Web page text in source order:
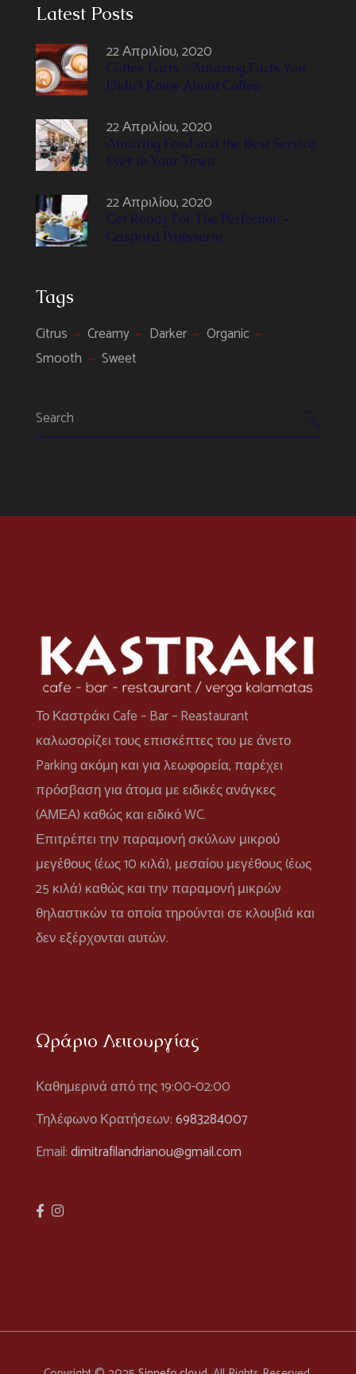
Latest Posts
22 Απριλίου, 2020
Coffee Facts – Amazing Facts You
Didn’t Know About Coffee
22 Απριλίου, 2020
Amazing Food and the Best Service
Ever in Your Town
22 Απριλίου, 2020
Get Ready For The Perfection –
Gaspard Patisserie
Tags
Citrus Creamy Darker
Organic
Smooth
Sweet
Το Καστράκι Cafe – Bar – Reastaurant
καλωσορίζει τους επισκέπτες του με άνετο
Parking ακόμη και για λεωφορεία, παρέχει
πρόσβαση για άτομα με ειδικές ανάγκες
(ΑΜΕΑ) καθώς και ειδικό WC.
Επιτρέπει την παραμονή σκύλων μικρού
μεγέθους (έως 10 κιλά), μεσαίου μεγέθους (έως
25 κιλά) καθώς και την παραμονή μικρών
θηλαστικών τα οποία τηρούνται σε κλουβιά και
δεν εξέρχονται αυτών.
Ωράριο Λειτουργίας
Καθημερινά από της 19:00-02:00
Τηλέφωνο Κρατήσεων:6983284007
Email:dimitrafilandrianou@gmail.com